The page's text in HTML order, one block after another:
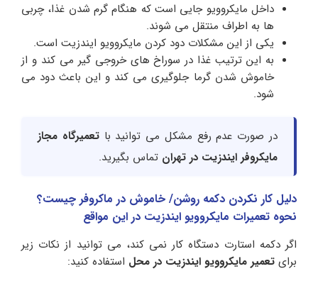
داخل مایکروویو جایی است که هنگام گرم شدن غذا، چربی
ها به اطراف منتقل می شوند.
یکی از این مشکلات دود کردن مایکروویو ایندزیت است.
به این ترتیب غذا در سوراخ های خروجی گیر می کند و از
خاموش شدن گرما جلوگیری می کند و این باعث دود می
شود.
در صورت عدم رفع مشکل می توانید باتعمیرگاه مجاز
مایکروفر ایندزیت در تهران تماس بگیرید.
دلیل کار نکردن دکمه روشن/ خاموش در ماکروفر چیست؟
نحوه تعمیرات مایکروویو ایندزیت در این مواقع
اگر دکمه استارت دستگاه کار نمی کند، می توانید از نکات زیر
برای تعمیر مایکروویو ایندزیت در محل استفاده کنید: